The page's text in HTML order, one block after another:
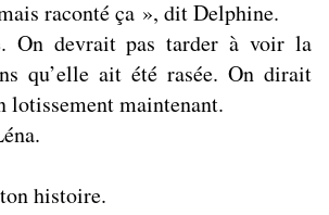
raconté ça », dit Delphine.
On devrait pas tarder à voir la
qu’elle ait été rasée. On dirait
lotissement maintenant.
histoire.